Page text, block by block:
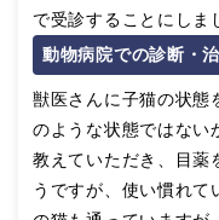
で受診することにしま
動物病院での診断・
獣医さんに子猫の状態
のような状態ではない
教えていただき、目薬
うですが、使い慣れて